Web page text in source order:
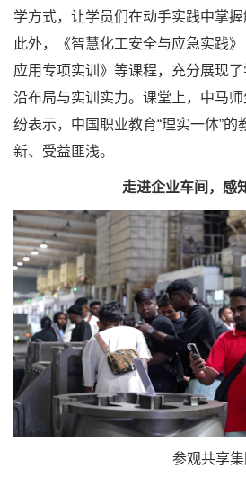
学方式，让学员们在动手实践中掌握
此外，《智慧化工安全与应急实践
应用专项实训》等课程，充分展现
沿布局与实训实力。课堂上，中马
纷表示，中国职业教育“理实一体”
新、受益匪浅。
走进企业车间，感
参观共享集